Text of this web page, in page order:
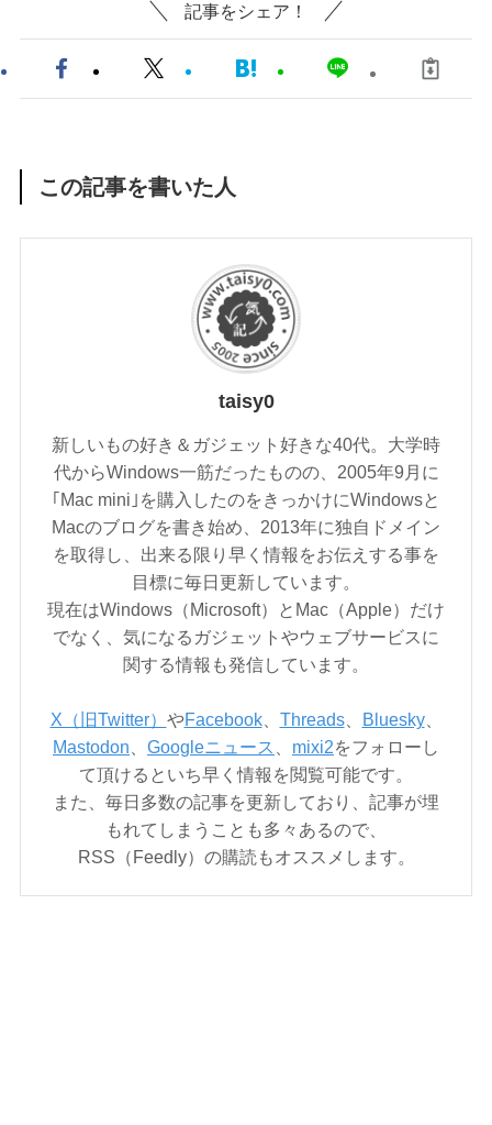
記事をシェア！
この記事を書いた人
taisy0
新しいもの好き＆ガジェット好きな40代。大学時
代からWindows一筋だったものの、2005年9月に
｢Mac mini｣を購入したのをきっかけにWindowsと
Macのブログを書き始め、2013年に独自ドメイン
を取得し、出来る限り早く情報をお伝えする事を
目標に毎日更新しています。
現在はWindows（Microsoft）とMac（Apple）だけ
でなく、気になるガジェットやウェブサービスに
関する情報も発信しています。
X（旧Twitter） やFacebook、 Threads、 Bluesky、
Mastodon
Googleニュース mixi2をフォローし
て頂けるといち早く情報を閲覧可能です。
また、毎日多数の記事を更新しており、記事が埋
もれてしまうことも多々あるので、
RSS（Feedly）の購読もオススメします。